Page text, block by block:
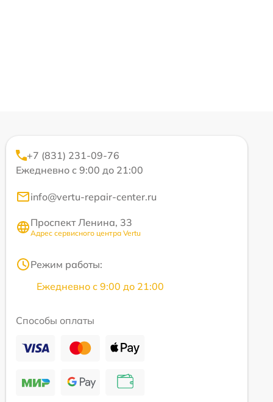
+7 (831) 231-09-76
Ежедневно с 9:00 до 21:00
info@vertu-repair-center.ru
Проспект Ленина, 33
Адрес сервисного центра Vertu
Режим работы:
Ежедневно с 9:00 до 21:00
Способы оплаты